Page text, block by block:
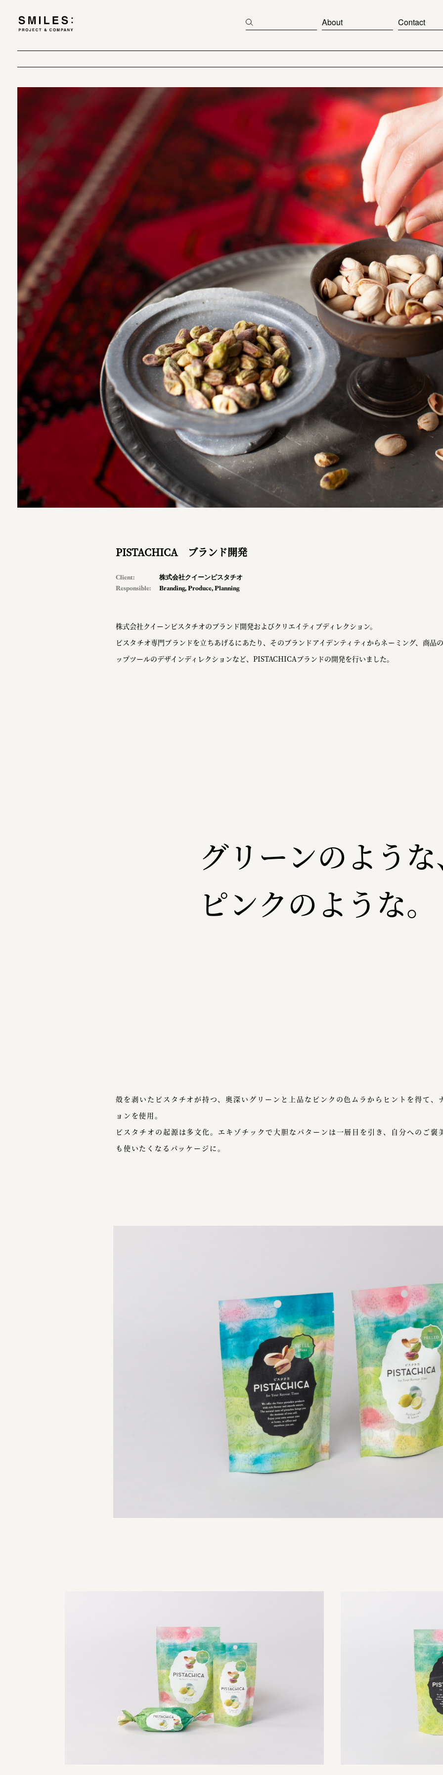
About Contact
PISTACHICA ブランド開発
Client:
株式会社クイーンピスタチオ
Responsible:
Branding,Produce,Planning
株式会社クイーンピスタチオのブランド開発およびクリエイティブディレクション。
ピスタチオ専門ブランドを立ちあげるにあたり、そのブランドアイデンティティからネーミング、商品
ップツールのデザインディレクションなど、PISTACHICAブランドの開発を行いました。
グリーンのよう
ピンクのような。
殻を剥いたピスタチオが持つ、奥深いグリーンと上品なピンクの色ムラからヒントを得て、
ョンを使用。
ピスタチオの起源は多文化。エキゾチックで大胆なパターンは一層目を引き、自分へのご
も使いたくなるパッケージに。